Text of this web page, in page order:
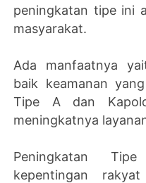
peningkatan tipe ini
masyarakat.
Ada manfaatnya
baik keamanan
Tipe A dan
meningkatnya
Peningkatan
kepentingan